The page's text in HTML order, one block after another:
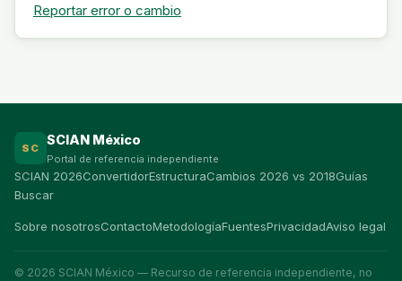
Reportar error o cambio
SC
SCIAN México
Portal de referencia independiente
SCIAN 2026ConvertidorEstructuraCambios 2026 vs 2018Guías
Buscar
Sobre nosotrosContactoMetodologíaFuentesPrivacidadAviso legal
© 2026 SCIAN México — Recurso de referencia independiente, no